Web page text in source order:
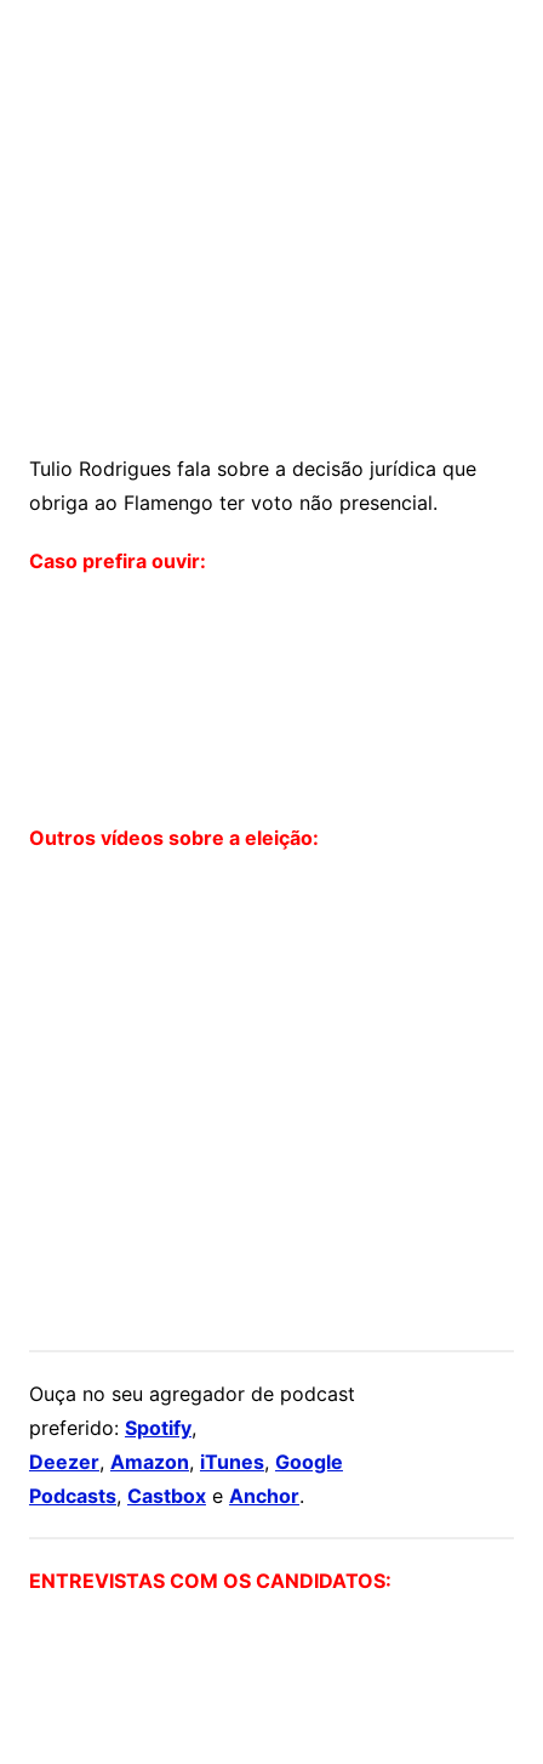
Tulio Rodrigues fala sobre a decisão jurídica que
obriga ao Flamengo ter voto não presencial.
Caso prefira ouvir:
Outros vídeos sobre a eleição:
Ouça no seu agregador de podcast
preferido: Spotify,
Deezer, Amazon, iTunes, Google
Podcasts, Castboxe Anchor.
ENTREVISTAS COM OS CANDIDATOS: